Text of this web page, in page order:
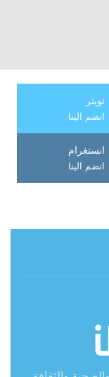
تويتر
انضم الينا
انستغرام
انضم الينا